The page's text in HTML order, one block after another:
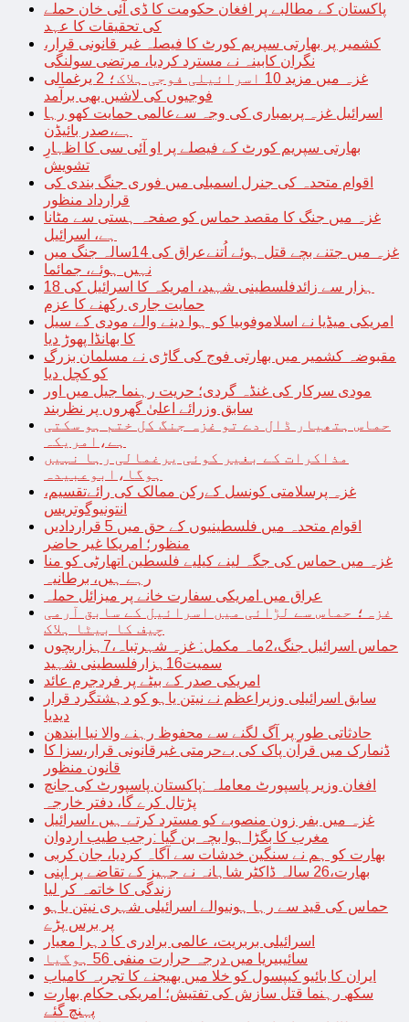
پاکستان کے مطالبے پر افغان حکومت کا ڈی آئی خان حملے
کی تحقیقات کا عہد
کشمیر پر بھارتی سپریم کورٹ کا فیصلہ غیر قانونی قرار،
نگران کابینہ نے مسترد کردیا، مرتضی سولنگی
غزہ میں مزید 10 اسرائیلی فوجی ہلاک؛ 2 یرغمالی
فوجیوں کی لاشیں بھی برآمد
اسرائیل غزہ پربمباری کی وجہ سےعالمی حمایت کھو رہا
ہے،صدر بائیڈن
بھارتی سپریم کورٹ کے فیصلے پر او آئی سی کا اظہارِ
تشویش
اقوام متحدہ کی جنرل اسمبلی میں فوری جنگ بندی کی
قرارداد منظور
غزہ میں جنگ کا مقصد حماس کو صفحہ ہستی سے مٹانا
ہے، اسرائیل
غزہ میں جتنے بچے قتل ہوئے اُتنےعراق کی 14سالہ جنگ میں
نہیں ہوئے، جمائما
18 ہزار سے زائدفلسطینی شہید، امریکہ کا اسرائیل کی
حمایت جاری رکھنے کا عزم
امریکی میڈیا نے اسلاموفوبیا کو ہوا دینے والے مودی کے سیل
کا بھانڈا پھوڑ دیا
مقبوضہ کشمیر میں بھارتی فوج کی گاڑی نے مسلمان بزرگ
کو کچل دیا
مودی سرکار کی غنڈہ گردی؛ حریت رہنما جیل میں اور
سابق وزرائے اعلیٰ گھروں پر نظربند
حماس ہتھیار ڈال دے تو غزہ جنگ کل ختم ہو سکتی
ہے،امریکہ
مذاکرات کے بغیر کوئی یرغمالی رہا نہیں
ہوگا،ابوعبیدہ
غزہ پرسلامتی کونسل کےرکن ممالک کی رائےتقسیم،
انتونیوگوتریس
اقوام متحدہ میں فلسطینیوں کے حق میں 5 قراردادیں
منظور؛ امریکا غیر حاضر
غزہ میں حماس کی جگہ لینے کیلیے فلسطین اتھارٹی کو منا
رہے ہیں، برطانیہ
عراق میں امریکی سفارت خانے پر میزائل حملہ
غزہ؛ حماس سے لڑائی میں اسرائیل کے سابق آرمی
چیف کا بیٹا ہلاک
حماس اسرائیل جنگ،2ماہ مکمل: غزہ شہرتباہ،7ہزاربچوں
سمیت16ہزارفلسطینی شہید
امریکی صدر کے بیٹے پر فردجرم عائد
سابق اسرائیلی وزیراعظم نے نیتن یاہو کو دہشتگرد قرار
دیدیا
حادثاتی طور پر آگ لگنے سے محفوظ رہنے والا نیا ایندھن
ڈنمارک میں قرآن پاک کی بےحرمتی غیرقانونی قرار،سزا کا
قانون منظور
افغان وزیر پاسپورٹ معاملہ :پاکستان پاسپورٹ کی جانچ
پڑتال کرے گا، دفتر خارجہ
غزہ میں بفر زون منصوبے کو مسترد کرتے ہیں ،اسرائیل
مغرب کا بگڑا ہوا بچہ بن گیا :رجب طیب اردوان
بھارت کو ہم نے سنگین خدشات سے آگاہ کردیا، جان کربی
بھارت،26 سالہ ڈاکٹر شاہانہ نے جہیز کے تقاضے پر اپنی
زندگی کا خاتمہ کر لیا
حماس کی قید سے رہا ہونیوالے اسرائیلی شہری نیتن یاہو
پر برس پڑے
اسرائیلی بربریت، عالمی برادری کا دہرا معیار
سائیبیریا میں درجہ حرارت منفی 56 ہوگیا
ایران کا بائیو کیپسول کو خلا میں بھیجنے کا تجربہ کامیاب
سکھ رہنما قتل سازش کی تفتیش؛ امریکی حکام بھارت
پہنچ گئے